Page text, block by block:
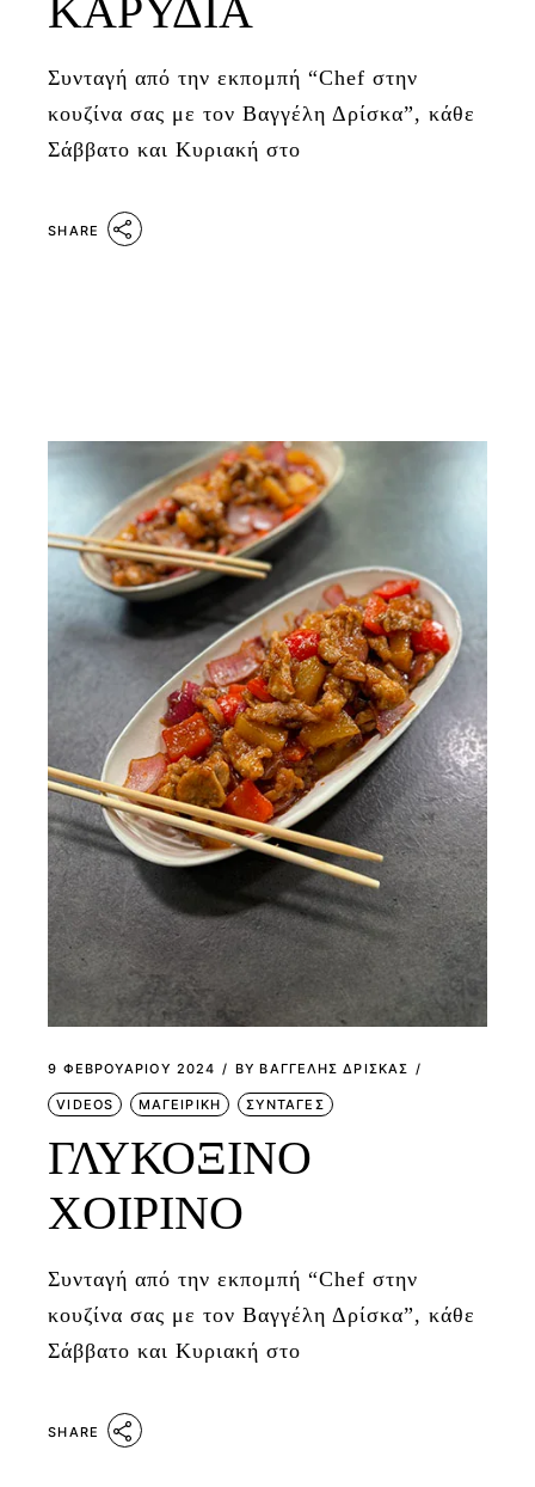
ΚΑΡΥΔΙΑ
Συνταγή από την εκπομπή “Chef στην
κουζίνα σας με τον Βαγγέλη Δρίσκα”, κάθε
Σάββατο και Κυριακή στο
SHARE
9 ΦΕΒΡΟΥΑΡΊΟΥ 2024 BY ΒΑΓΓΕΛΗΣ ΔΡΙΣΚΑΣ
VIDEOS ΜΑΓΕΙΡΙΚΗ ΣΥΝΤΑΓΕΣ
ΓΛΥΚΟΞΙΝΟ
ΧΟΙΡΙΝΟ
Συνταγή από την εκπομπή “Chef στην
κουζίνα σας με τον Βαγγέλη Δρίσκα”, κάθε
Σάββατο και Κυριακή στο
SHARE